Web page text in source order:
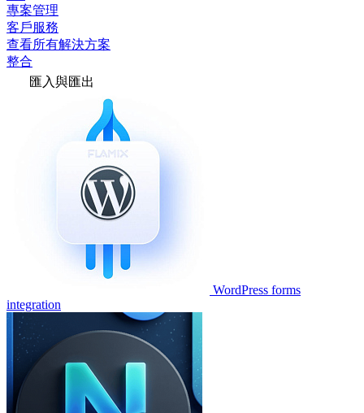
專案管理
客戶服務
查看所有解決方案
整合
匯入與匯出
WordPress forms
integration